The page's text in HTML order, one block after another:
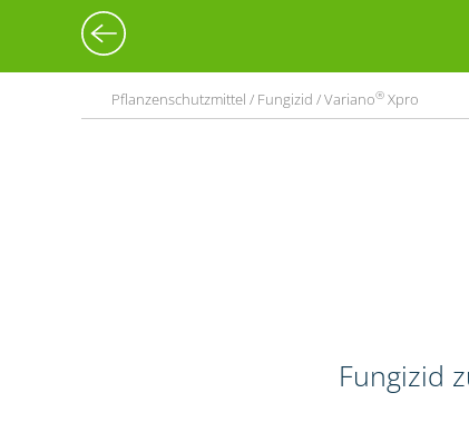
Pflanzenschutzmittel / Fungizid / Variano® Xpro
Fungizid